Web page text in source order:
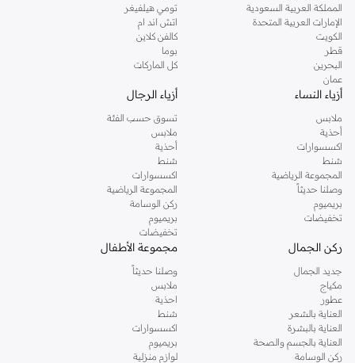
المملكة العربية السعودية
الإمارات العربية المتحدة
الكويت
قطر
البحرين
عمان
تومي هيلفيغر
اتش اند ام
كالفن كلاين
بوما
كل الماركات
أزياء النساء
ملابس
أحذية
اكسسوارات
شنط
المجموعة الرياضية
وصلنا حديثاً
بريميوم
تخفيضات
أزياء الرجال
تسوق حسب الفئة
ملابس
أحذية
شنط
اكسسوارات
المجموعة الرياضية
ركن الوسامة
بريميوم
تخفيضات
ركن الجمال
جديد الجمال
مكياج
عطور
العناية بالشعر
العناية بالبشرة
العناية بالجسم والصحة
ركن الوسامة
مجموعة الأطفال
وصلنا حديثاً
ملابس
احذية
شنط
اكسسوارات
بريميوم
لوازم منزلية